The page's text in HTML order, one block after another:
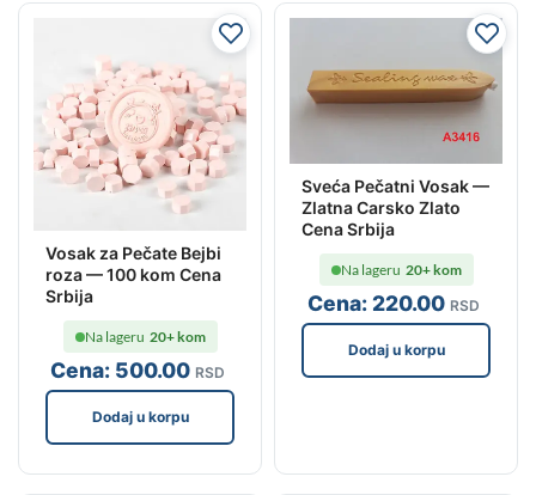
Vosak za Pečate Bejbi
roza — 100 kom Cena
Srbija
Cena: 500.00 RSD
Na lageru 20+ kom
Dodaj u korpu
Sveća Pečatni Vosak —
Zlatna Carsko Zlato
Cena Srbija
Cena: 220.00 RSD
Na lageru 20+ kom
Dodaj u korpu